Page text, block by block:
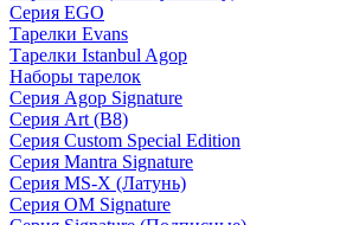
Серия EGO
Тарелки Evans
Тарелки Istanbul Agop
Наборы тарелок
Серия Agop Signature
Серия Art (B8)
Серия Custom Special Edition
Серия Mantra Signature
Серия MS-X (Латунь)
Серия OM Signature